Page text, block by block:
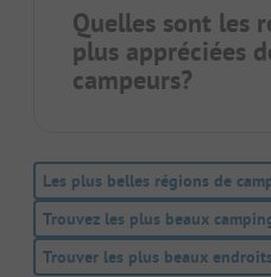
Quelles sont les
plus appréciées
campeurs?
Les plus belles régions de
Trouvez les plus beaux
Trouver les plus beaux